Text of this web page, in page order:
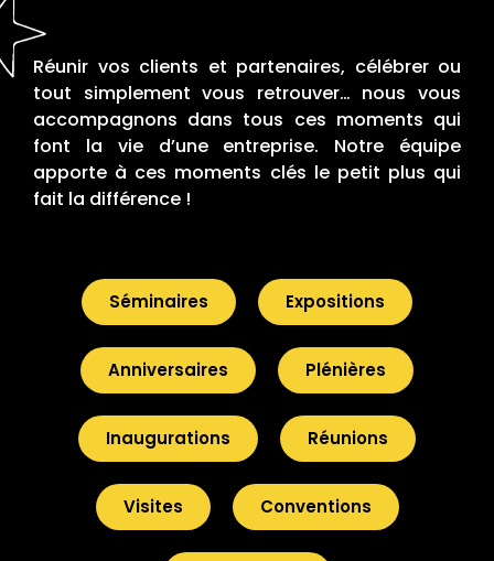
Réunir vos clients et partenaires, célébrer ou
tout simplement vous retrouver… nous vous
accompagnons dans tous ces moments qui
font la vie d’une entreprise. Notre équipe
apporte à ces moments clés le petit plus qui
fait la différence !
Séminaires Expositions
Anniversaires Plénières
Inaugurations Réunions
Visites Conventions